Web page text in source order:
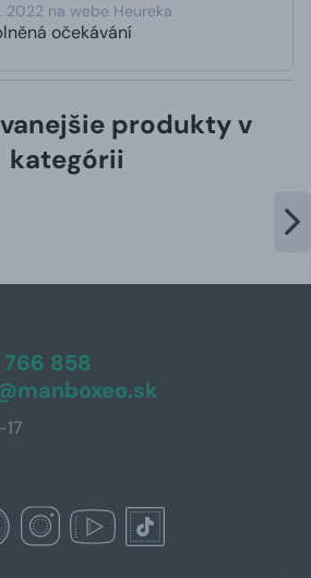
2022 na webe Heureka
očekávání
produkty v
kategórii
766 858